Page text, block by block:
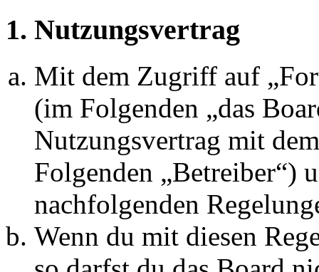
1. Nutzungsvertrag
Mit dem Zugriff auf
(im Folgenden „das
Nutzungsvertrag mit
Folgenden „Betreiber“)
nachfolgenden
Wenn du mit diesen